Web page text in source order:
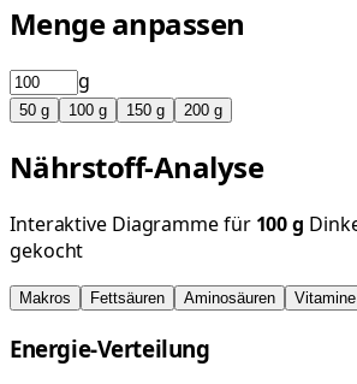
Menge anpassen
g
50 g 100 g 150 g 200 g
Nährstoff-Analyse
Interaktive Diagramme für 100g
gekocht
Makros Fettsäuren Aminosäuren Vitamine
Energie-Verteilung